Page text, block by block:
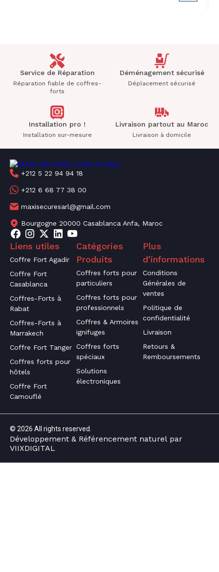
Service de Réparation
Réparation fiable de coffres-
forts
Déménagement sécurisé
Déplacement sécurisé
Installation pro !
Installation sur-mesure
Livraison partout au Maroc
Livraison à domicile
+212 5 22 94 94 18
+212 6 68 77 38 00
maxisecuresarl@gmail.com
Bourgogne 20000 Casablanca Anfa, Maroc
Liens utiles
Coffre Fort Agadir
Coffre Fort
Casablanca
Coffres-Forts à
Rabat
Coffres-Forts à
Marrakech
Coffre Fort Tanger
Coffres forts pour
hôtels
Coffre Fort
Camouflé
Catégories
Produits
Coffres forts pour
particuliers
Coffres forts pour
professionnels
Coffres & Armoires
ignifuges
Coffres forts
spéciaux
Solutions
électroniques
Plus
d’informations
Conditions
Générales de
ventes
Politique de
confidentialité
Livraison
Retours &
Remboursements
© 2026 All rights reserved.
Développement & Référencement naturel par
VIIXDIGITAL